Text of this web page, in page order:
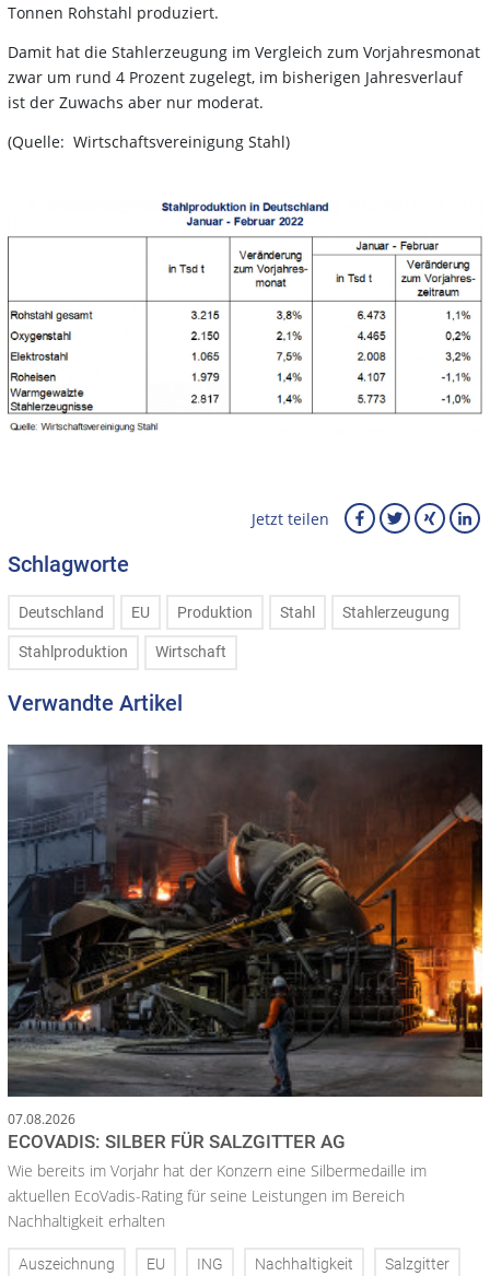
Tonnen Rohstahl produziert.
Damit hat die Stahlerzeugung im Vergleich zum Vorjahresmonat
zwar um rund 4 Prozent zugelegt, im bisherigen Jahresverlauf
ist der Zuwachs aber nur moderat.
(Quelle: Wirtschaftsvereinigung Stahl)
Jetzt teilen
Schlagworte
Deutschland EU Produktion Stahl Stahlerzeugung
Stahlproduktion Wirtschaft
Verwandte Artikel
07.08.2026
ECOVADIS: SILBER FÜR SALZGITTER AG
Wie bereits im Vorjahr hat der Konzern eine Silbermedaille im
aktuellen EcoVadis-Rating für seine Leistungen im Bereich
Nachhaltigkeit erhalten
Auszeichnung EU ING Nachhaltigkeit Salzgitter